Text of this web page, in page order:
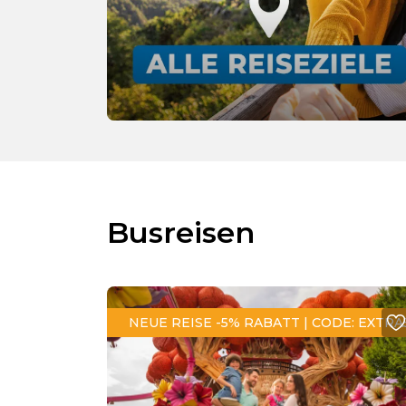
Busreisen
NEUE REISE -5% RABATT | CODE: